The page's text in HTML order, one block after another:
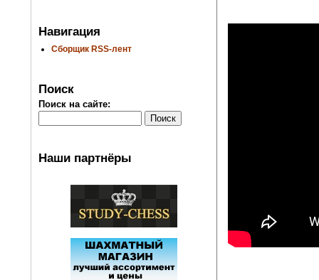
Навигация
Сборщик RSS-лент
Поиск
Поиск на сайте:
Наши партнёры